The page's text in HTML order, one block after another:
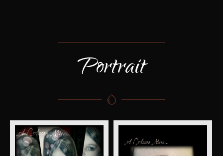
Portrait